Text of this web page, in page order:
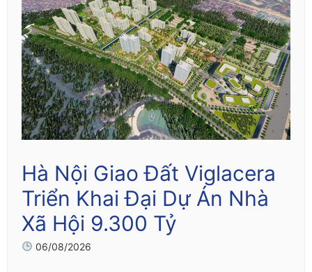
Hà Nội Giao Đất Viglacera
Triển Khai Đại Dự Án Nhà
Xã Hội 9.300 Tỷ
06/08/2026